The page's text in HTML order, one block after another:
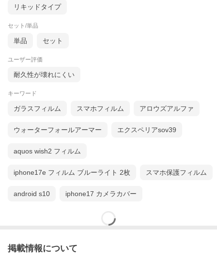
リキッドタイプ
セット/単品
単品 セット
ユーザー評価
耐久性が壊れにくい
キーワード
ガラスフィルム スマホフィルム アロウズアルファ
ウォーターフォールアーマー エクスペリアsov39
aquos wish2 フィルム
iphone17e フィルム ブルーライト 2枚 スマホ保護フィルム
android s10 iphone17 カメラカバー
掲載情報について